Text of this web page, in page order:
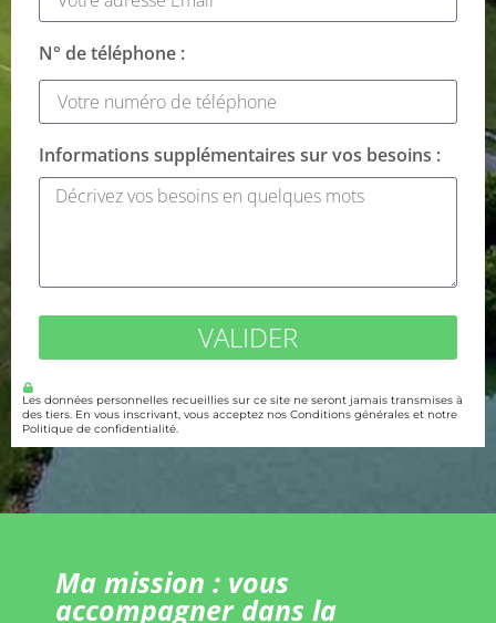
N° de téléphone :
Informations supplémentaires sur vos besoins :
VALIDER
Les données personnelles recueillies sur ce site ne seront jamais transmises à
des tiers. En vous inscrivant, vous acceptez nos Conditions générales et notre
Politique de confidentialité.
Ma mission : vous
accompagner dans la